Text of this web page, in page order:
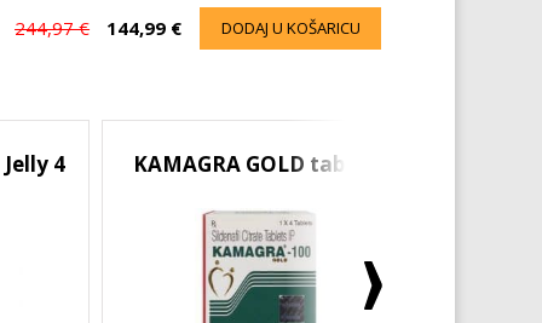
244,97 € 144,99 € DODAJ U KOŠARICU
4 KAMAGRA GOLD tablete